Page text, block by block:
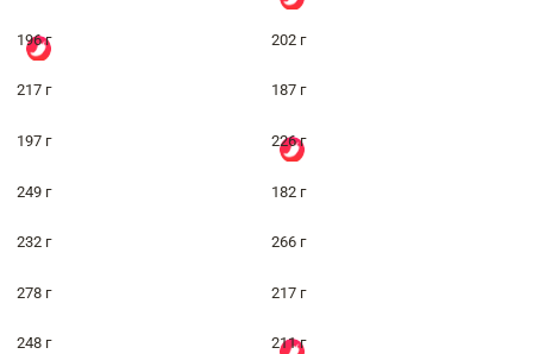
196 г 202 г
217 г 187 г
197 г 226 г
249 г 182 г
232 г 266 г
278 г 217 г
248 г 211 г